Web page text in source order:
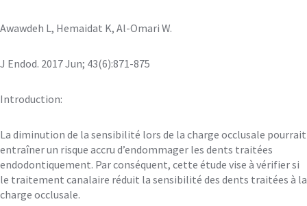
Awawdeh L, Hemaidat K, Al-Omari W.
J Endod. 2017 Jun; 43(6):871-875
Introduction:
La diminution de la sensibilité lors de la charge occlusale pourrait
entraîner un risque accru d’endommager les dents traitées
endodontiquement. Par conséquent, cette étude vise à vérifier si
le traitement canalaire réduit la sensibilité des dents traitées à la
charge occlusale.